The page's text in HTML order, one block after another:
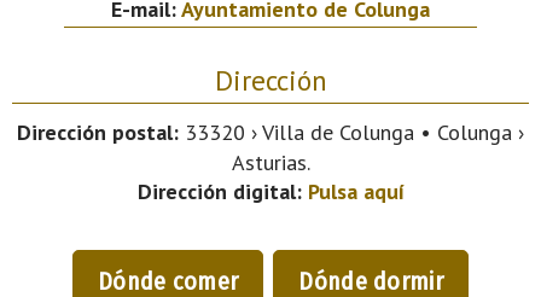
E-mail:Ayuntamiento de Colunga
Dirección
Dirección postal: 33320 › Villa de Colunga • Colunga ›
Asturias.
Dirección digital: Pulsa aquí
Dónde comer Dónde dormir